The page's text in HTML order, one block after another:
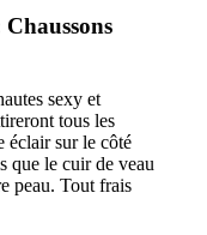
sexy et
tous les
éclair sur le côté
que le cuir de veau
peau. Tout frais